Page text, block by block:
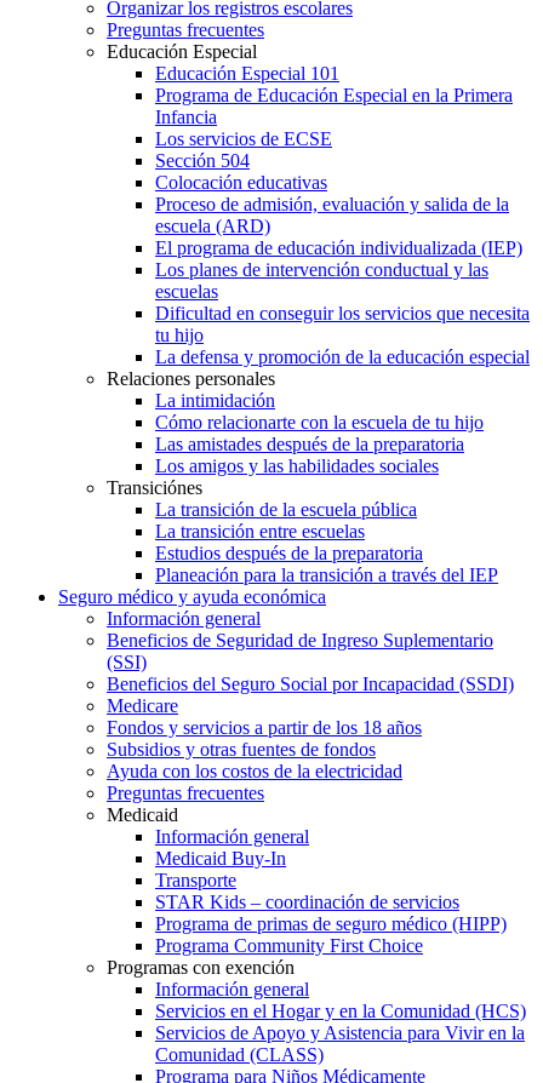
Organizar los registros escolares
Preguntas frecuentes
Educación Especial
Educación Especial 101
Programa de Educación Especial en la Primera
Infancia
Los servicios de ECSE
Sección 504
Colocación educativas
Proceso de admisión, evaluación y salida de la
escuela (ARD)
El programa de educación individualizada (IEP)
Los planes de intervención conductual y las
escuelas
Dificultad en conseguir los servicios que necesita
tu hijo
La defensa y promoción de la educación especial
Relaciones personales
La intimidación
Cómo relacionarte con la escuela de tu hijo
Las amistades después de la preparatoria
Los amigos y las habilidades sociales
Transiciónes
La transición de la escuela pública
La transición entre escuelas
Estudios después de la preparatoria
Planeación para la transición a través del IEP
Seguro médico y ayuda económica
Información general
Beneficios de Seguridad de Ingreso Suplementario
(SSI)
Beneficios del Seguro Social por Incapacidad (SSDI)
Medicare
Fondos y servicios a partir de los 18 años
Subsidios y otras fuentes de fondos
Ayuda con los costos de la electricidad
Preguntas frecuentes
Medicaid
Información general
Medicaid Buy-In
Transporte
STAR Kids – coordinación de servicios
Programa de primas de seguro médico (HIPP)
Programa Community First Choice
Programas con exención
Información general
Servicios en el Hogar y en la Comunidad (HCS)
Servicios de Apoyo y Asistencia para Vivir en la
Comunidad (CLASS)
Programa para Niños Médicamente